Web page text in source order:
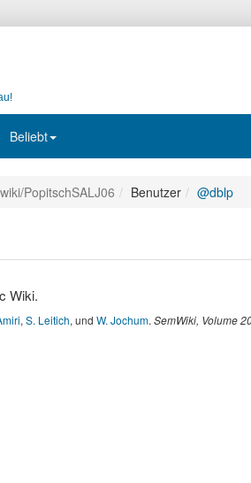
Beliebt
PopitschSALJ06 Benutzer @dblp
Wiki.
, S. Leitich, und W. Jochum. SemWiki, Volume